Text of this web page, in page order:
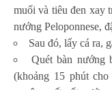
muối và tiêu đen xay
nướng Peloponnese,
Sau đó, lấy cá ra,
Quét bàn nướng
(khoảng 15 phút